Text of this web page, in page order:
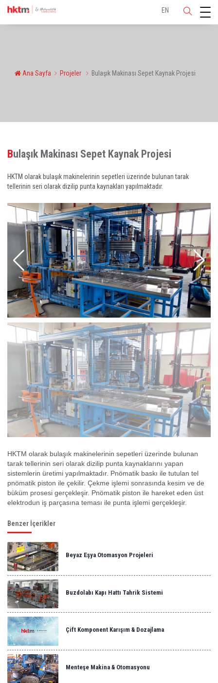
EN
Ana Sayfa Projeler Bulaşık Makinası Sepet Kaynak Projesi
Bulaşık Makinası Sepet Kaynak Projesi
HKTM olarak bulaşık makinelerinin sepetleri üzerinde bulunan tarak
tellerinin seri olarak dizilip punta kaynakları yapılmaktadır.
HKTM olarak bulaşık makinelerinin sepetleri üzerinde bulunan
tarak tellerinin seri olarak dizilip punta kaynaklarını yapan
sistemlerin üretimi yapılmaktadır. Pnömatik baskı ile tutulan tel
pnömatik piston ile çekilir. Çekme işlemi sonrasında kesim ve de
büküm prosesi gerçekleşir. Pnömatik piston ile hareket eden üst
elektrodun iş parçasına teması ile punta işlemi gerçekleşir.
Benzer İçerikler
Beyaz Eşya Otomasyon Projeleri
Buzdolabı Kapı Hattı Tahrik Sistemi
Çift Komponent Karışım & Dozajlama
Menteşe Makina & Otomasyonu